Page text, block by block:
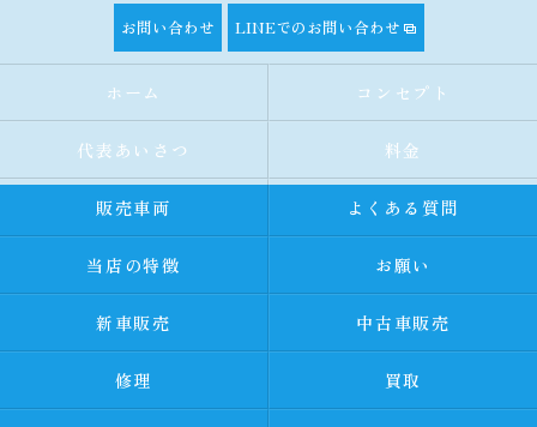
お問い合わせ LINEでのお問い合わせ
ホーム コンセプト
代表あいさつ 料金
販売車両 よくある質問
当店の特徴 お願い
新車販売 中古車販売
修理 買取